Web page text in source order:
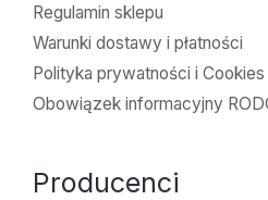
Regulamin sklepu
Warunki dostawy i płatności
Polityka prywatności i Cookies
Obowiązek informacyjny
Producenci